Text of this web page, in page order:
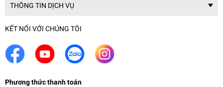
THÔNG TIN DỊCH VỤ
KẾT NỐI VỚI CHÚNG TÔI
Phương thức thanh toán